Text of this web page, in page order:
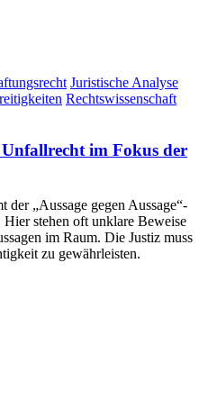
Juristische Analyse
Rechtswissenschaft
Unfallrecht im Fokus der
„Aussage gegen Aussage“-
stehen oft unklare Beweise
im Raum. Die Justiz muss
zu gewährleisten.